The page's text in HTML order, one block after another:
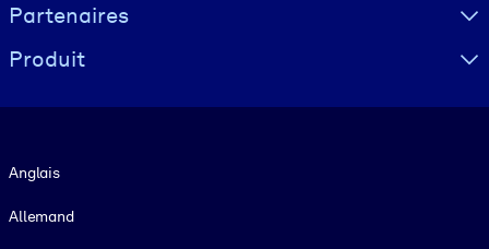
Partenaires
Produit
Anglais
Allemand